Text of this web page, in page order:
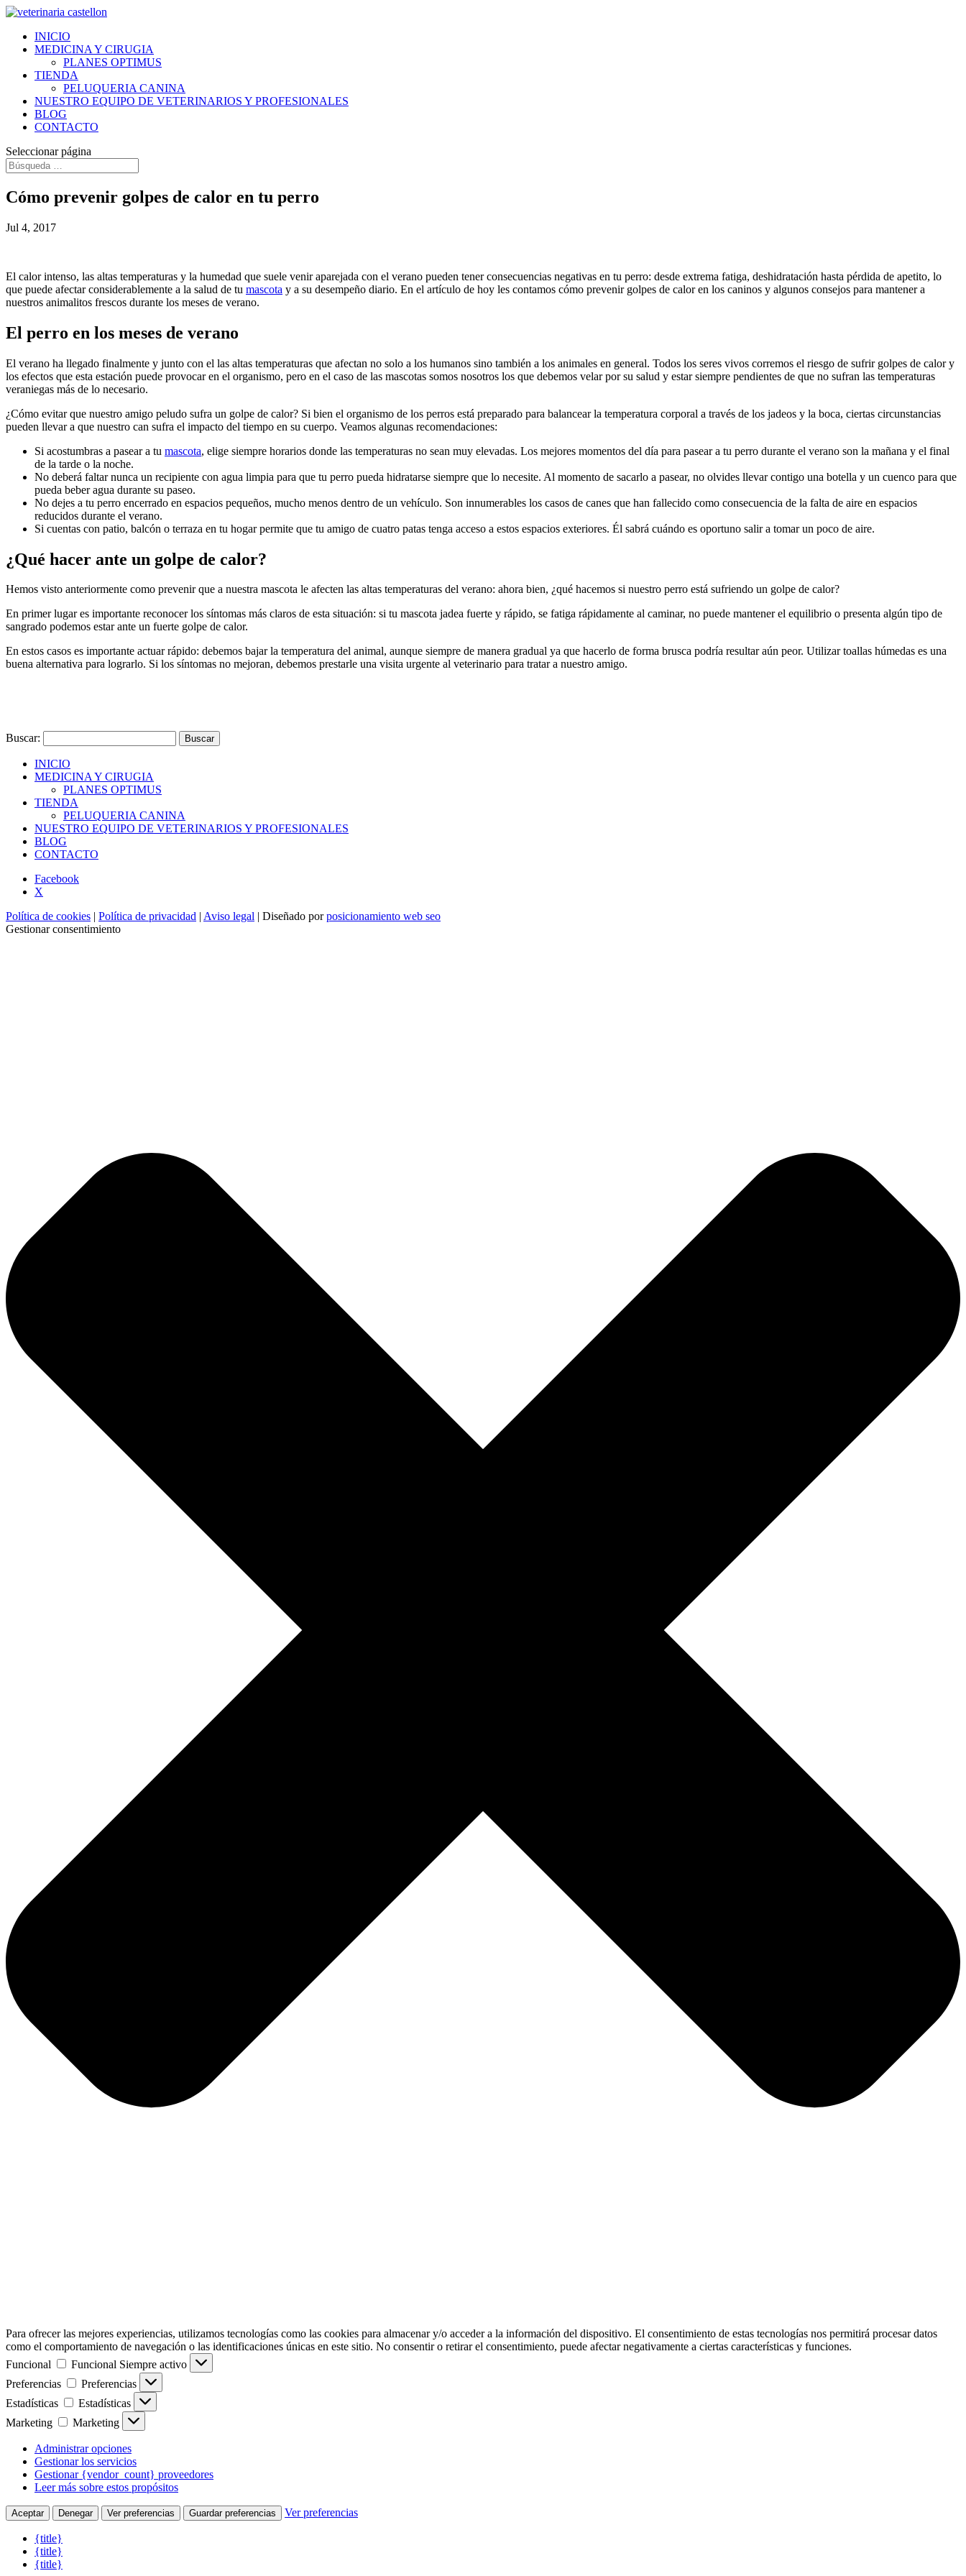
INICIO
MEDICINA Y CIRUGIA
PLANES OPTIMUS
TIENDA
PELUQUERIA CANINA
NUESTRO EQUIPO DE VETERINARIOS Y PROFESIONALES
BLOG
CONTACTO
Seleccionar página
Cómo prevenir golpes de calor en tu perro
Jul 4, 2017
El calor intenso, las altas temperaturas y la humedad que suele venir aparejada con el verano pueden tener consecuencias negativas en tu perro: desde extrema fatiga, deshidratación hasta pérdida de apetito, lo
que puede afectar considerablemente a la salud de tu mascota y a su desempeño diario. En el artículo de hoy les contamos cómo prevenir golpes de calor en los caninos y algunos consejos para mantener a
nuestros animalitos frescos durante los meses de verano.
El perro en los meses de verano
El verano ha llegado finalmente y junto con el las altas temperaturas que afectan no solo a los humanos sino también a los animales en general. Todos los seres vivos corremos el riesgo de sufrir golpes de calor y
los efectos que esta estación puede provocar en el organismo, pero en el caso de las mascotas somos nosotros los que debemos velar por su salud y estar siempre pendientes de que no sufran las temperaturas
veraniegas más de lo necesario.
¿Cómo evitar que nuestro amigo peludo sufra un golpe de calor? Si bien el organismo de los perros está preparado para balancear la temperatura corporal a través de los jadeos y la boca, ciertas circunstancias
pueden llevar a que nuestro can sufra el impacto del tiempo en su cuerpo. Veamos algunas recomendaciones:
Si acostumbras a pasear a tu mascota, elige siempre horarios donde las temperaturas no sean muy elevadas. Los mejores momentos del día para pasear a tu perro durante el verano son la mañana y el final
de la tarde o la noche.
No deberá faltar nunca un recipiente con agua limpia para que tu perro pueda hidratarse siempre que lo necesite. Al momento de sacarlo a pasear, no olvides llevar contigo una botella y un cuenco para que
pueda beber agua durante su paseo.
No dejes a tu perro encerrado en espacios pequeños, mucho menos dentro de un vehículo. Son innumerables los casos de canes que han fallecido como consecuencia de la falta de aire en espacios
reducidos durante el verano.
Si cuentas con patio, balcón o terraza en tu hogar permite que tu amigo de cuatro patas tenga acceso a estos espacios exteriores. Él sabrá cuándo es oportuno salir a tomar un poco de aire.
¿Qué hacer ante un golpe de calor?
Hemos visto anteriormente como prevenir que a nuestra mascota le afecten las altas temperaturas del verano: ahora bien, ¿qué hacemos si nuestro perro está sufriendo un golpe de calor?
En primer lugar es importante reconocer los síntomas más claros de esta situación: si tu mascota jadea fuerte y rápido, se fatiga rápidamente al caminar, no puede mantener el equilibrio o presenta algún tipo de
sangrado podemos estar ante un fuerte golpe de calor.
En estos casos es importante actuar rápido: debemos bajar la temperatura del animal, aunque siempre de manera gradual ya que hacerlo de forma brusca podría resultar aún peor. Utilizar toallas húmedas es una
buena alternativa para lograrlo. Si los síntomas no mejoran, debemos prestarle una visita urgente al veterinario para tratar a nuestro amigo.
Buscar:
INICIO
MEDICINA Y CIRUGIA
PLANES OPTIMUS
TIENDA
PELUQUERIA CANINA
NUESTRO EQUIPO DE VETERINARIOS Y PROFESIONALES
BLOG
CONTACTO
Facebook
X
Política de cookies | Política de privacidad | Aviso legal | Diseñado porposicionamiento web seo
Gestionar consentimiento
Para ofrecer las mejores experiencias, utilizamos tecnologías como las cookies para almacenar y/o acceder a la información del dispositivo. El consentimiento de estas tecnologías nos permitirá procesar datos
como el comportamiento de navegación o las identificaciones únicas en este sitio. No consentir o retirar el consentimiento, puede afectar negativamente a ciertas características y funciones.
Funcional
Funcional Siempre activo
Preferencias
Preferencias
Estadísticas
Estadísticas
Marketing
Marketing
Administrar opciones
Gestionar los servicios
Gestionar {vendor_count} proveedores
Leer más sobre estos propósitos
Aceptar Denegar Ver preferencias Guardar preferencias Ver preferencias
{title}
{title}
{title}